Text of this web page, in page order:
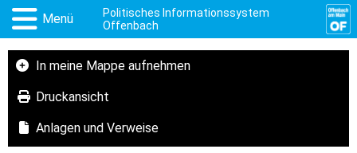
Menü
Politisches Informationssystem
Offenbach
In meine Mappe aufnehmen
Druckansicht
Anlagen und Verweise